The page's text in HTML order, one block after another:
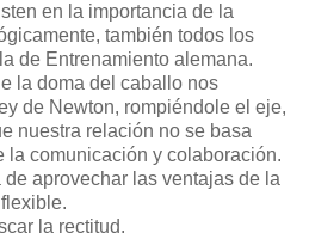
en la importancia de la
también todos los
de Entrenamiento alemana.
la doma del caballo nos
de Newton, rompiéndole el eje,
nuestra relación no se basa
la comunicación y colaboración.
aprovechar las ventajas de la
la rectitud.